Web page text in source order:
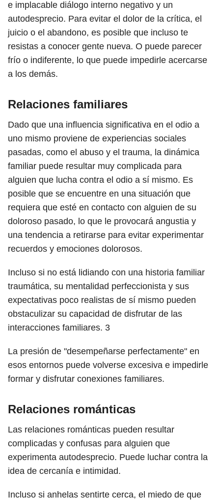
e implacable diálogo interno negativo y un
autodesprecio. Para evitar el dolor de la crítica, el
juicio o el abandono, es posible que incluso te
resistas a conocer gente nueva. O puede parecer
frío o indiferente, lo que puede impedirle acercarse
a los demás.
Relaciones familiares
Dado que una influencia significativa en el odio a
uno mismo proviene de experiencias sociales
pasadas, como el abuso y el trauma, la dinámica
familiar puede resultar muy complicada para
alguien que lucha contra el odio a sí mismo. Es
posible que se encuentre en una situación que
requiera que esté en contacto con alguien de su
doloroso pasado, lo que le provocará angustia y
una tendencia a retirarse para evitar experimentar
recuerdos y emociones dolorosos.
Incluso si no está lidiando con una historia familiar
traumática, su mentalidad perfeccionista y sus
expectativas poco realistas de sí mismo pueden
obstaculizar su capacidad de disfrutar de las
interacciones familiares. 3
La presión de "desempeñarse perfectamente" en
esos entornos puede volverse excesiva e impedirle
formar y disfrutar conexiones familiares.
Relaciones románticas
Las relaciones románticas pueden resultar
complicadas y confusas para alguien que
experimenta autodesprecio. Puede luchar contra la
idea de cercanía e intimidad.
Incluso si anhelas sentirte cerca, el miedo de que